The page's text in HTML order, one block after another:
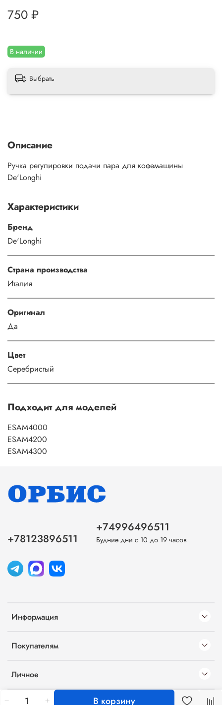
В наличии
750 ₽
В корзину
Выбрать
Описание
Ручка регулировки подачи пара для кофемашины
De'Longhi
Характеристики
Бренд
De'Longhi
Страна производства
Италия
Оригинал
Да
Цвет
Серебристый
Подходит для моделей
ESAM4000
ESAM4200
ESAM4300
Информация
Покупателям
Личное
+78123896511
+74996496511
Будние дни с 10 до 19 часов